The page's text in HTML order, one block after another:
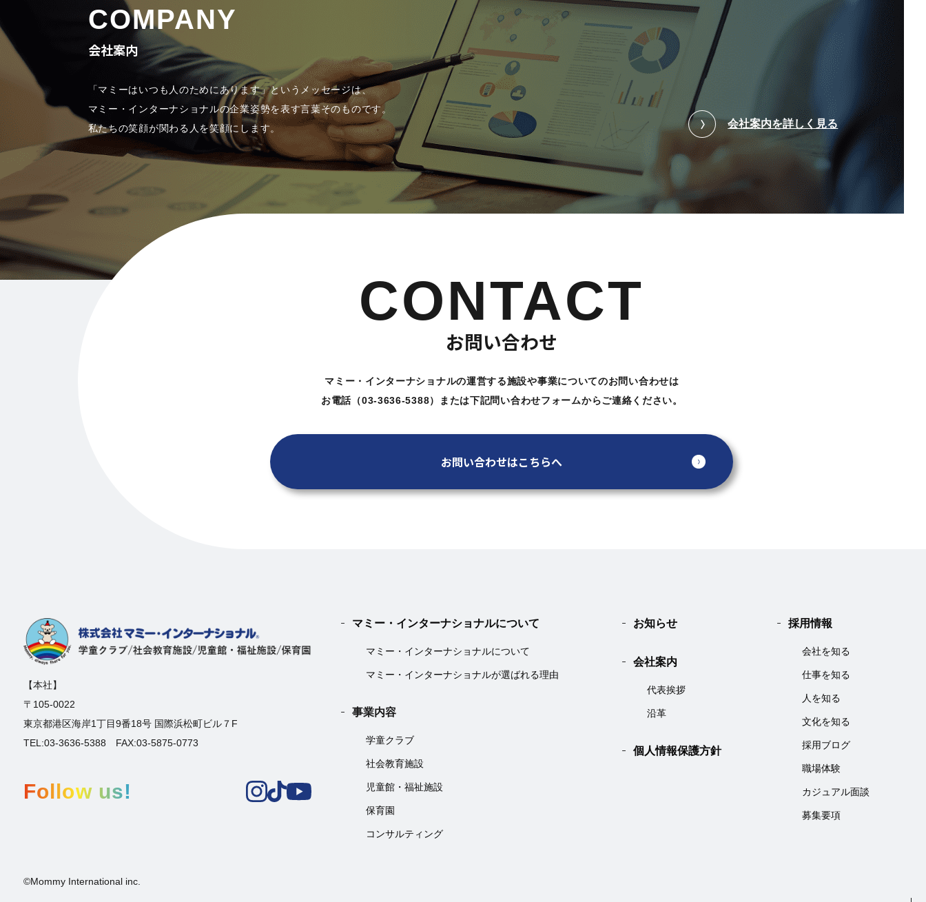
COMPANY
会社案内
「マミーはいつも人のためにあります」というメッセージは、
マミー・インターナショナルの企業姿勢を表す言葉そのものです。
私たちの笑顔が関わる人を笑顔にします。
会社案内を詳しく見る
CONTACT
お問い合わせ
マミー・インターナショナルの運営する施設や事業についてのお問い合わせは
お電話（03-3636-5388）または下記問い合わせフォームからご連絡ください。
お問い合わせはこちらへ
【本社】
〒105-0022
東京都港区海岸1丁目9番18号 国際浜松町ビル７F
TEL:03-3636-5388 FAX:03-5875-0773
Follow us!
マミー・インターナショナルについて
マミー・インターナショナルについて
マミー・インターナショナルが選ばれる理由
事業内容
学童クラブ
社会教育施設
児童館・福祉施設
保育園
コンサルティング
お知らせ
会社案内
代表挨拶
沿革
個人情報保護方針
採用情報
会社を知る
仕事を知る
人を知る
文化を知る
採用ブログ
職場体験
カジュアル面談
募集要項
©Mommy International inc.